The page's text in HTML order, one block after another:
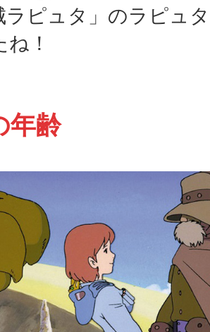
ラピュタ」のラピュ
！
年齢